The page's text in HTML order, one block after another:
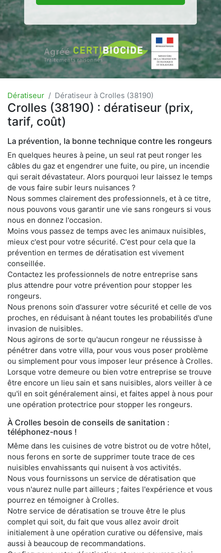
Dératiseur Dératiseur à Crolles (38190)
Crolles (38190) : dératiseur (prix,
tarif, coût)
La prévention, la bonne technique contre les rongeurs
En quelques heures à peine, un seul rat peut ronger les
câbles du gaz et engendrer une fuite, ou pire, un incendie
qui serait dévastateur. Alors pourquoi leur laissez le temps
de vous faire subir leurs nuisances ?
Nous sommes clairement des professionnels, et à ce titre,
nous pouvons vous garantir une vie sans rongeurs si vous
nous en donnez l'occasion.
Moins vous passez de temps avec les animaux nuisibles,
mieux c'est pour votre sécurité. C'est pour cela que la
prévention en termes de dératisation est vivement
conseillée.
Contactez les professionnels de notre entreprise sans
plus attendre pour votre prévention pour stopper les
rongeurs.
Nous prenons soin d'assurer votre sécurité et celle de vos
proches, en réduisant à néant toutes les probabilités d'une
invasion de nuisibles.
Nous agirons de sorte qu'aucun rongeur ne réussisse à
pénétrer dans votre villa, pour vous vous poser problème
ou simplement pour vous imposer leur présence à Crolles.
Lorsque votre demeure ou bien votre entreprise se trouve
être encore un lieu sain et sans nuisibles, alors veiller à ce
qu'il en soit généralement ainsi, et faites appel à nous pour
une opération protectrice pour stopper les rongeurs.
À Crolles besoin de conseils de sanitation :
téléphonez-nous !
Même dans les cuisines de votre bistrot ou de votre hôtel,
nous ferons en sorte de supprimer toute trace de ces
nuisibles envahissants qui nuisent à vos activités.
Nous vous fournissons un service de dératisation que
vous n'aurez nulle part ailleurs ; faites l'expérience et vous
pourrez en témoigner à Crolles.
Notre service de dératisation se trouve être le plus
complet qui soit, du fait que vous allez avoir droit
initialement à une opération curative ou défensive, mais
aussi à beaucoup de recommandations.